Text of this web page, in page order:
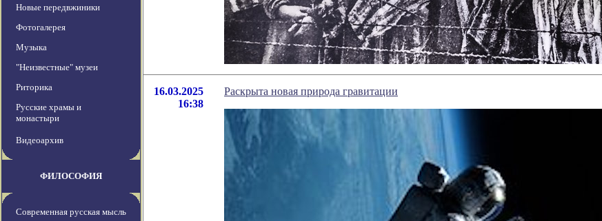
Новые передвжиники
Фотогалерея
Музыка
"Неизвестные" музеи
Риторика
Русские храмы и
монастыри
Видеоархив
ФИЛОСОФИЯ
Современная русская мысль
16.03.2025
16:38
Раскрыта новая природа гравитации